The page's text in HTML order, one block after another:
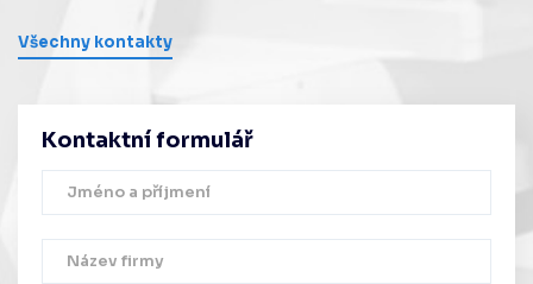
Všechny kontakty
Kontaktní formulář